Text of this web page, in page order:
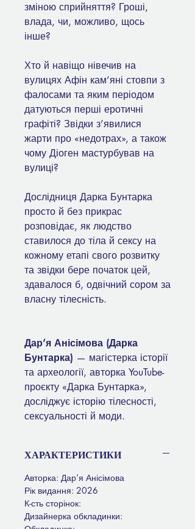
зміною сприйняття? Гроші,
влада, чи, можливо, щось
інше?
Хто й навіщо нівечив на
вулицях Афін кам’яні стовпи з
фалосами та яким періодом
датуються перші еротичні
графіті? Звідки з’явилися
жарти про «недотрах», а також
чому Діоген мастурбував на
вулиці?
Дослідниця Дарка Бунтарка
просто й без прикрас
розповідає, як людство
ставилося до тіла й сексу на
кожному етапі свого розвитку
та звідки бере початок цей,
здавалося б, одвічний сором за
власну тілесність.
Дар’я Анісімова (Дарка
Бунтарка) — магістерка історії
та археології, авторка YouTube-
проєкту «Дарка Бунтарка»,
досліджує історію тілесності,
сексуальності й моди.
ХАРАКТЕРИСТИКИ
Авторка: Дар’я Анісімова
Рік видання: 2026
К-сть сторінок:
Дизайнерка обкладинки: